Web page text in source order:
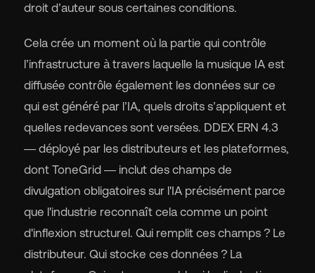
droit d’auteur sous certaines conditions.
Cela crée un moment où la partie qui contrôle
l’infrastructure à travers laquelle la musique IA est
diffusée contrôle également les données sur ce
qui est généré par l’IA, quels droits s’appliquent et
quelles redevances sont versées. DDEX ERN 4.3
— déployé par les distributeurs et les plateformes,
dont ToneGrid — inclut des champs de
divulgation obligatoires sur l'IA précisément parce
que l'industrie reconnaît cela comme un point
d'inflexion structurel. Qui remplit ces champs ? Le
distributeur. Qui stocke ces données ? La